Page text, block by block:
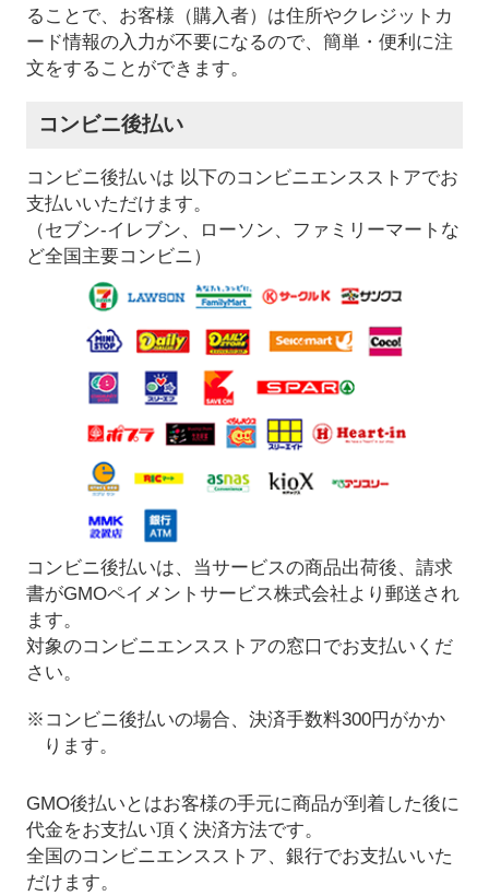
ることで、お客様（購入者）は住所やクレジットカ
ード情報の入力が不要になるので、簡単・便利に注
文をすることができます。
コンビニ後払い
コンビニ後払いは 以下のコンビニエンスストアでお
支払いいただけます。
（セブン-イレブン、ローソン、ファミリーマートな
ど全国主要コンビニ）
コンビニ後払いは、当サービスの商品出荷後、請求
書がGMOペイメントサービス株式会社より郵送され
ます。
対象のコンビニエンスストアの窓口でお支払いくだ
さい。
※コンビニ後払いの場合、決済手数料300円がかか
ります。
GMO後払いとはお客様の手元に商品が到着した後に
代金をお支払い頂く決済方法です。
全国のコンビニエンスストア、銀行でお支払いいた
だけます。